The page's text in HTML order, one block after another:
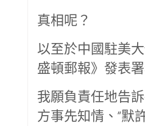
真相呢？
以至於中國駐美
盛頓郵報》發表
我願負責任地告
方事先知情、“默